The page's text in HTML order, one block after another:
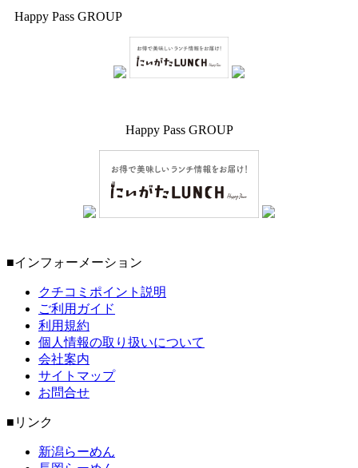
Happy Pass GROUP
Happy Pass GROUP
■インフォーメーション
クチコミポイント説明
ご利用ガイド
利用規約
個人情報の取り扱いについて
会社案内
サイトマップ
お問合せ
■リンク
新潟らーめん